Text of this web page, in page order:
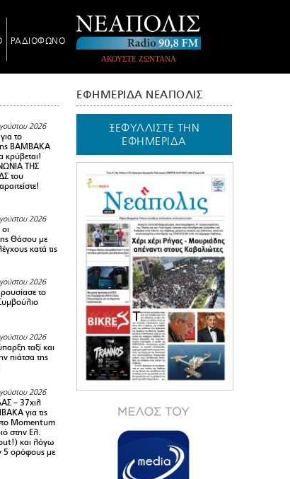
ΡΑΔΙΟΦΩΝΟ
ΑΚΟΥΣΤΕ ΖΩΝΤΑΝΑ
2026
το
ΒΑΜΒΑΚΑ
κρύβεται!
ΤΗΣ
του
2026
Θάσου με
κατά τις
2026
το
2026
ταξί και
πιάτσα της
2026
– 37χιλ
για τις
Momentum
στην Ελ.
και λόγω
5 ορόφους με
ΕΦΗΜΕΡΙΔΑ ΝΕΑΠΟΛΙΣ
ΞΕΦΥΛΛΙΣΤΕ ΤΗΝ
ΕΦΗΜΕΡΙΔΑ